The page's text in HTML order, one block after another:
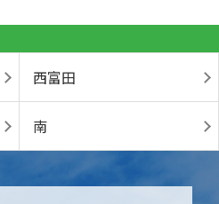
西富田
南